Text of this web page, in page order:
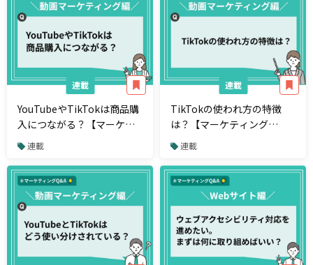
連載
YouTubeやTikTokは商品購
入につながる？【マーケテ
ィングQ&A】
連載
連載
TikTokの使われ方の特徴
は？【マーケティング
Q&A】
連載